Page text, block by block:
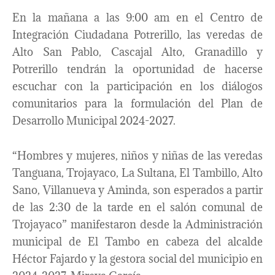
En la mañana a las 9:00 am en el Centro de
Integración Ciudadana Potrerillo, las veredas de
Alto San Pablo, Cascajal Alto, Granadillo y
Potrerillo tendrán la oportunidad de hacerse
escuchar con la participación en los diálogos
comunitarios para la formulación del Plan de
Desarrollo Municipal 2024-2027.
“Hombres y mujeres, niños y niñas de las veredas
Tanguana, Trojayaco, La Sultana, El Tambillo, Alto
Sano, Villanueva y Aminda, son esperados a partir
de las 2:30 de la tarde en el salón comunal de
Trojayaco” manifestaron desde la Administración
municipal de El Tambo en cabeza del alcalde
Héctor Fajardo y la gestora social del municipio en